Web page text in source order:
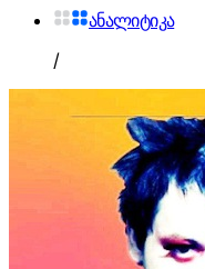
ანალიტიკა
/